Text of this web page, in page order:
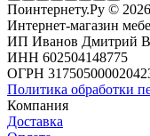
Поинтернету.Ру © 2026
Интернет-магазин
ИП Иванов Дмитрий
ИНН 602504148775
ОГРН
Политика обработки
Компания
Доставка